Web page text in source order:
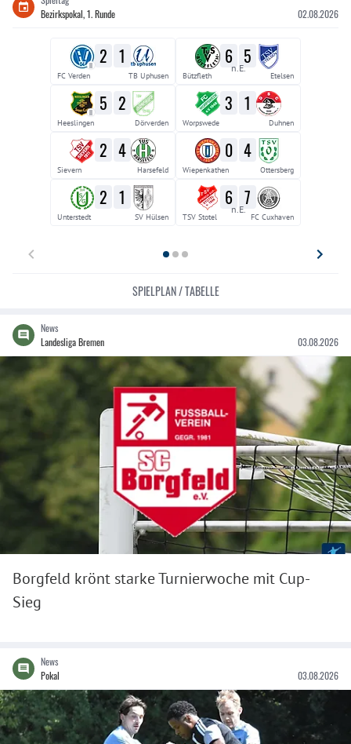
Bezirkspokal, 1. Runde
02.08.2026
II 2 1
FC Verden TB Uphusen
6 5
n.E.
Bützfleth Etelsen
II 5 2
Heeslingen Dörverden
3 1
Worpswede Duhnen
2 4
Sievern Harsefeld
0 4
Wiepenkathen Ottersberg
2 1
Unterstedt SV Hülsen
6 7
n.E.
TSV Stotel FC Cuxhaven
SPIELPLAN / TABELLE
News
Landesliga Bremen
03.08.2026
Borgfeld krönt starke Turnierwoche mit Cup-
Sieg
News
Pokal
03.08.2026